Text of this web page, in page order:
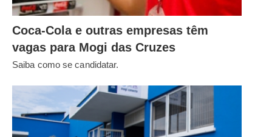
Coca-Cola e outras empresas têm
vagas para Mogi das Cruzes
Saiba como se candidatar.